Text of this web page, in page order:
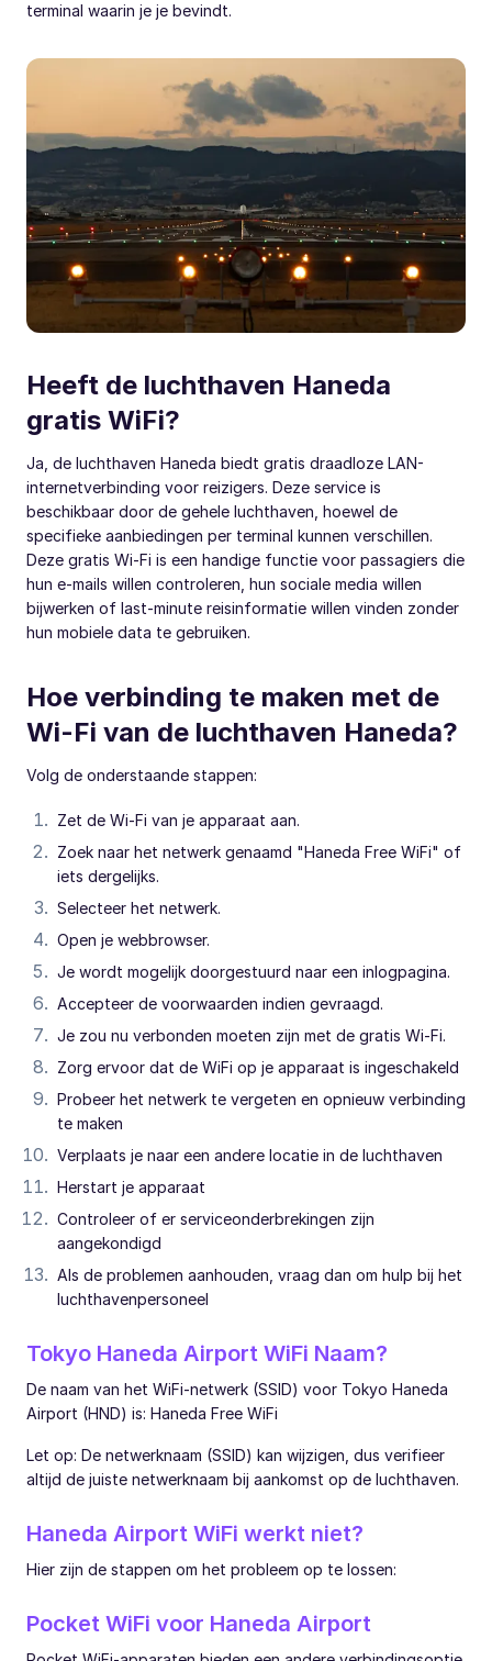
terminal waarin je je bevindt.
Heeft de luchthaven Haneda
gratis WiFi?
Ja, de luchthaven Haneda biedt gratis draadloze LAN-
internetverbinding voor reizigers. Deze service is
beschikbaar door de gehele luchthaven, hoewel de
specifieke aanbiedingen per terminal kunnen verschillen.
Deze gratis Wi-Fi is een handige functie voor passagiers die
hun e-mails willen controleren, hun sociale media willen
bijwerken of last-minute reisinformatie willen vinden zonder
hun mobiele data te gebruiken.
Hoe verbinding te maken met de
Wi-Fi van de luchthaven Haneda?
Volg de onderstaande stappen:
Zet de Wi-Fi van je apparaat aan.
Zoek naar het netwerk genaamd "Haneda Free WiFi" of
iets dergelijks.
Selecteer het netwerk.
Open je webbrowser.
Je wordt mogelijk doorgestuurd naar een inlogpagina.
Accepteer de voorwaarden indien gevraagd.
Je zou nu verbonden moeten zijn met de gratis Wi-Fi.
Zorg ervoor dat de WiFi op je apparaat is ingeschakeld
Probeer het netwerk te vergeten en opnieuw verbinding
te maken
Verplaats je naar een andere locatie in de luchthaven
Herstart je apparaat
Controleer of er serviceonderbrekingen zijn
aangekondigd
Als de problemen aanhouden, vraag dan om hulp bij het
luchthavenpersoneel
Tokyo Haneda Airport WiFi Naam?
De naam van het WiFi-netwerk (SSID) voor Tokyo Haneda
Airport (HND) is: Haneda Free WiFi
Let op: De netwerknaam (SSID) kan wijzigen, dus verifieer
altijd de juiste netwerknaam bij aankomst op de luchthaven.
Haneda Airport WiFi werkt niet?
Hier zijn de stappen om het probleem op te lossen:
Pocket WiFi voor Haneda Airport